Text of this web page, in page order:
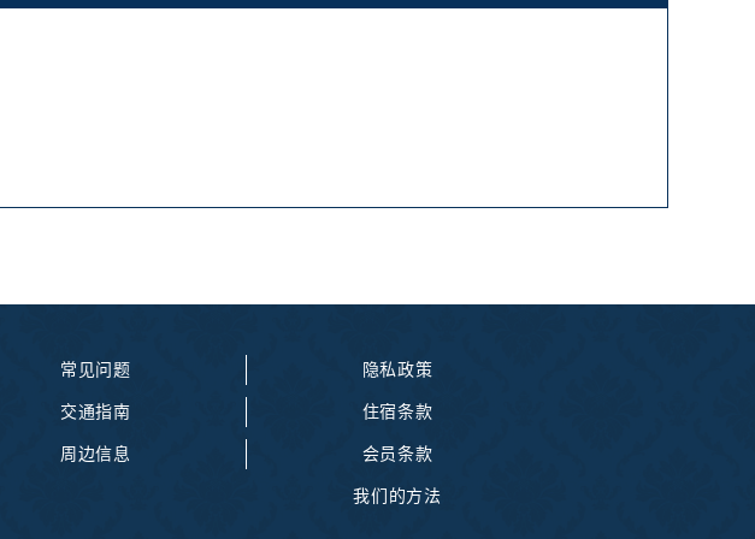
常见问题
交通指南
周边信息
隐私政策
住宿条款
会员条款
我们的方法